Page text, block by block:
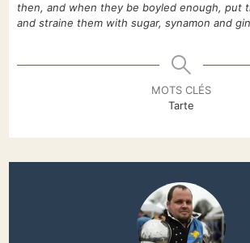
then, and when they be boyled enough, put
and straine them with sugar, synamon and
MOTS CLÉS
Tarte